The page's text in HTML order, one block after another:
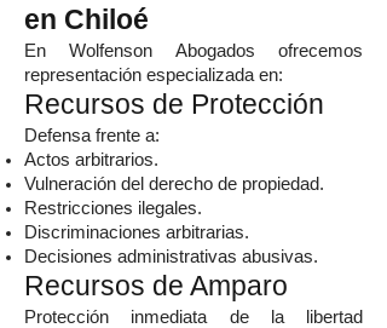
en Chiloé
En Wolfenson Abogados ofrecemos
representación especializada en:
Recursos de Protección
Defensa frente a:
Actos arbitrarios.
Vulneración del derecho de propiedad.
Restricciones ilegales.
Discriminaciones arbitrarias.
Decisiones administrativas abusivas.
Recursos de Amparo
Protección inmediata de la libertad